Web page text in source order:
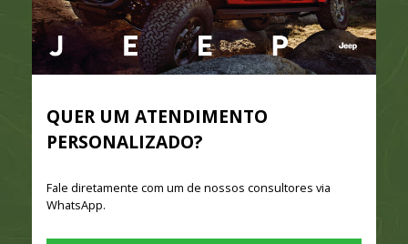
QUER UM ATENDIMENTO
PERSONALIZADO?
Fale diretamente com um de nossos consultores via
WhatsApp.